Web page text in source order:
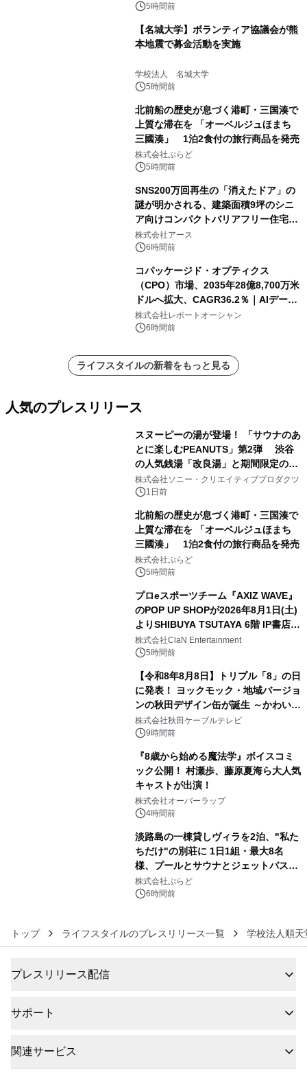
5時間前
【名城大学】ボランティア協議会が熊
本地震で募金活動を実施
学校法人 名城大学
5時間前
北前船の歴史が息づく港町・三国湊で
上質な滞在を 「オーベルジュほまち
三國湊」 1泊2食付の旅行商品を発売
株式会社ぷらど
5時間前
SNS200万回再生の「消えたドア」の
謎が明かされる、建築面積9坪のシニ
ア向けコンパクトバリアフリー住宅が
誕生
株式会社アース
6時間前
コパッケージド・オプティクス
（CPO）市場、2035年28億8,700万米
ドルへ拡大、CAGR36.2％｜AIデータ
センター・高速光通信需要が成長を加
速
株式会社レポートオーシャン
6時間前
ライフスタイルの新着をもっと見る
人気のプレスリリース
スヌーピーの湯が登場！ 「サウナのあ
とに楽しむPEANUTS」第2弾 渋谷
の人気銭湯「改良湯」と期間限定のコ
ラボレーション サウナイキタイコラ
ボグッズも発売決定！
株式会社ソニー・クリエイティブプロダクツ
1日前
北前船の歴史が息づく港町・三国湊で
上質な滞在を 「オーベルジュほまち
三國湊」 1泊2食付の旅行商品を発売
株式会社ぷらど
5時間前
プロeスポーツチーム『AXIZ WAVE』
のPOP UP SHOPが2026年8月1日(土)
よりSHIBUYA TSUTAYA 6階 IP書店で
開催決定！！
株式会社ClaN Entertainment
5時間前
【令和8年8月8日】トリプル「8」の日
に発表！ ヨックモック・地域バージョ
ンの秋田デザイン缶が誕生 ～かわいい
秋田犬の子犬と秋田の四季と名所を巡
るパッケージ～ 9月1日(火)秋田県内で
株式会社秋田ケーブルテレビ
9時間前
『8歳から始める魔法学』ボイスコミ
ック公開！ 村瀬歩、藤原夏海ら大人気
キャストが出演！
株式会社オーバーラップ
4時間前
淡路島の一棟貸しヴィラを2泊、"私た
ちだけ"の別荘に 1日1組・最大8名
様、プールとサウナとジェットバス付
きで Villa Mon Temps AWAJIの連泊
素泊りプラン
株式会社ぷらど
6時間前
トップ ライフスタイルのプレスリリース一覧 学校法人順天
プレスリリース配信
サポート
関連サービス